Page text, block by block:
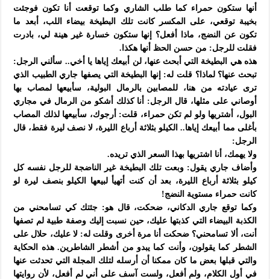
أنها ستكون حمراء كما طلب الشاري وكما توقعت أنا تكون فوجئت
بخيبة توقعي، على المكسر كانت تلك البطيخة بيضاء اللب، أبعد ما
تكون عن النضج، ماذا أفعل؟ إنها ستكون خسارة غير هينة لي، بادرت
فقلت للرجل: من حسن الحظ أنها هكذا.
هذه هي البطيخة التي أبحث عنها، لن أبيعك إياها يا أخي.. سألني الرجل:
تبحث عنها؟ لماذا؟ قلت له: إنها البطيخة التي يصفها جاري الطبيب الذي
ترى عيادته من هنا، للمصابين بالرمال البولية، سأبيعها لمصاب بها
أوصاني على مثلها، قال الرجل: أنا كذلك أشكو من الرمال في مجاري
البول، أشتريها ولو لم تكن حمراء، قلت: أرجوك، سأبيعها لذلك المصاب
بأغلى مما أبيعك إياها.. الكيلو بثلاثة أرباع الليرة، لا نصف ليرة فقط، قال
الرجل:
ولا يهمك، أنا اشتريها بهذا السعر الذي تريده.
وأضاف جاري يقول: وبعت تلك البطيخة غير الناضجة للرجل نفسه كل
كيلو بثلاثة أرباع الليرة، بعد أن كنت أتهيأ لبيعها الكيلو بنصف ليرة لو
كانت حمراء مستوية النضج!
وكما توقع جاري الدكاني، ضحكت، قال هو: جئتك كي تسامحني من
الكذبة البيضاء التي كذبتها عليك، حين نسبت إليك وصفة طبية لم تصفها
أنت، ألا تسامحني؟ ضحكت أنا مرة أخرى وقلت له: لا عليك، حلال على
الشطر كما يقولون، وأنت كما يبدو من أشطر الشاطرين. هذه الحكاية
والتي قبلها بعض ما كان ممكنا أن أرسله لتلك المجلة التي تحدثت عنها
في أول الكلام، ولم أفعل، ولست آسف على أني لم أفعل، لأن روايتها